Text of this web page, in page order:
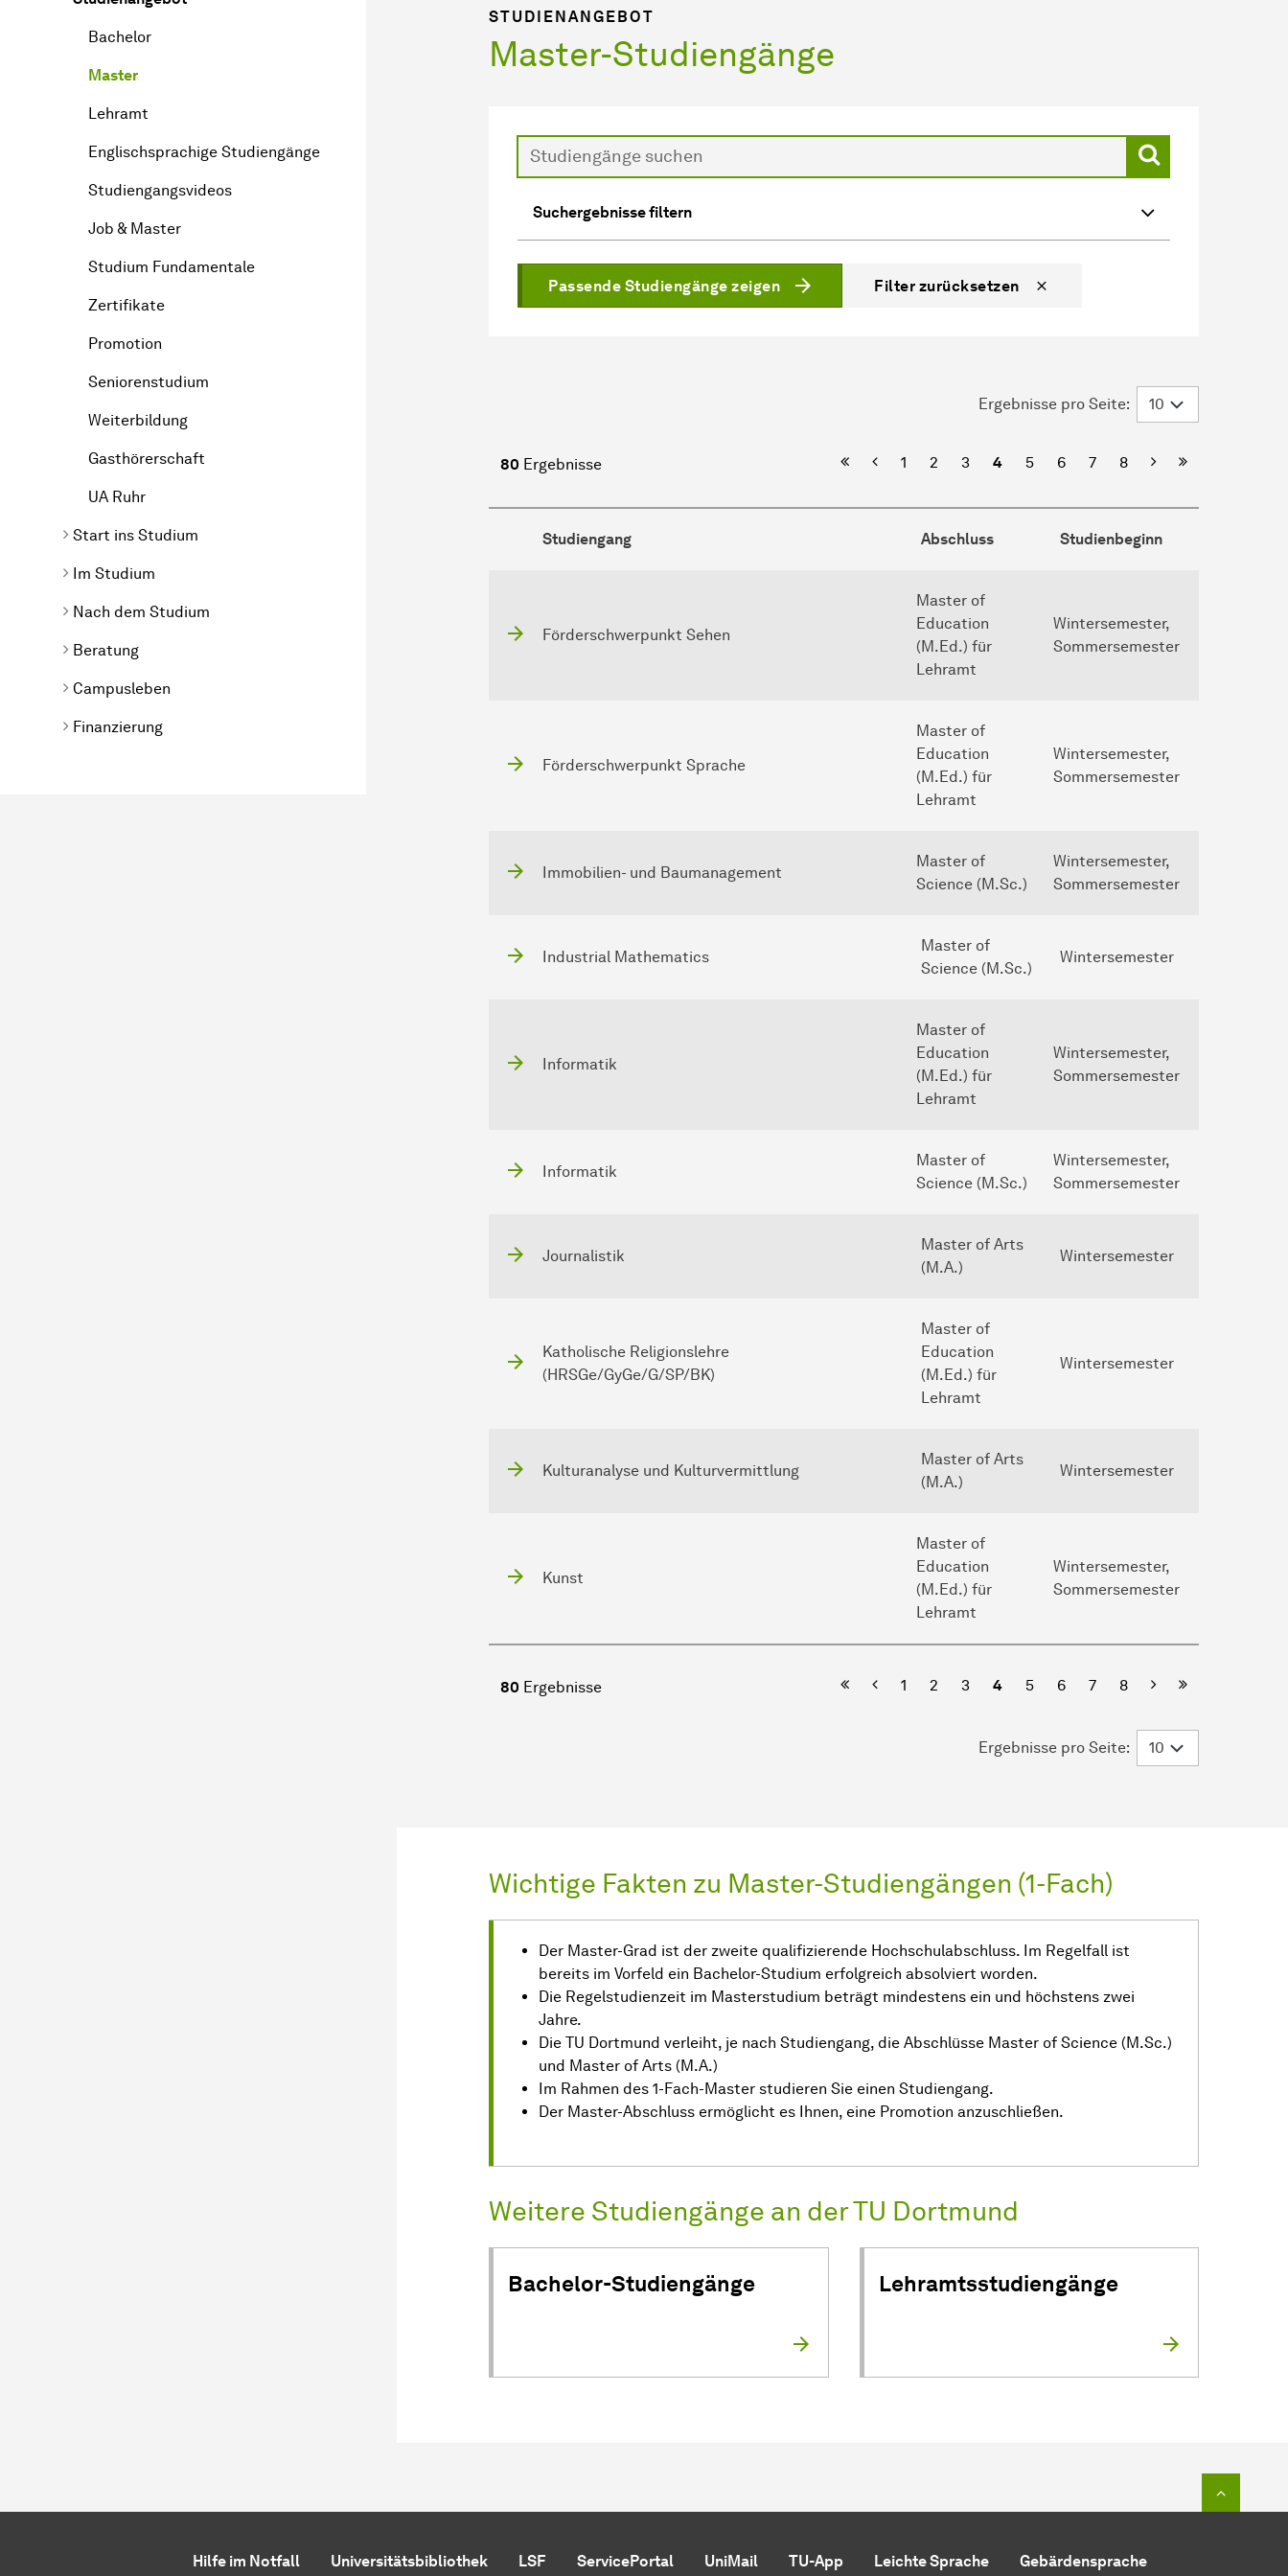
Bachelor
Master
Lehramt
Englischsprachige Studiengänge
Studiengangsvideos
Job & Master
Studium Fundamentale
Zertifikate
Promotion
Seniorenstudium
Weiterbildung
Gasthörerschaft
UA Ruhr
Start ins Studium
Im Studium
Nach dem Studium
Beratung
Campusleben
Finanzierung
STUDIENANGEBOT
Master-Studiengänge
Suche
Suchergebnisse filtern
Passende Studiengänge zeigen Filter zurücksetzen
Ergebnisse pro Seite:
80 Ergebnisse Erste Seite
Vorherige
1 2 3 4 5 6 7 8 NächsteLetzte Seite
Studiengang Abschluss Studienbeginn
Förderschwerpunkt Sehen
Master of
Education
(M.Ed.) für
Lehramt
Wintersemester,
Sommersemester
Förderschwerpunkt Sprache
Master of
Education
(M.Ed.) für
Lehramt
Wintersemester,
Sommersemester
Immobilien- und Baumanagement
Master of
Science (M.Sc.)
Wintersemester,
Sommersemester
Industrial Mathematics
Master of
Science (M.Sc.)
Wintersemester
Informatik
Master of
Education
(M.Ed.) für
Lehramt
Wintersemester,
Sommersemester
Informatik
Master of
Science (M.Sc.)
Wintersemester,
Sommersemester
Journalistik
Master of Arts
(M.A.)
Wintersemester
Katholische Religionslehre
(HRSGe/GyGe/G/SP/BK)
Master of
Education
(M.Ed.) für
Lehramt
Wintersemester
Kulturanalyse und Kulturvermittlung
Master of Arts
(M.A.)
Wintersemester
Kunst
Master of
Education
(M.Ed.) für
Lehramt
Wintersemester,
Sommersemester
80 Ergebnisse Erste Seite
Vorherige
1 2 3 4 5 6 7 8 NächsteLetzte Seite
Ergebnisse pro Seite:
Wichtige Fakten zu Master-Studiengängen (1-Fach)
Der Master-Grad ist der zweite qualifizierende Hochschulabschluss. Im Regelfall ist
bereits im Vorfeld ein Bachelor-Studium erfolgreich absolviert worden.
Die Regelstudienzeit im Masterstudium beträgt mindestens ein und höchstens zwei
Jahre.
Die TU Dortmund verleiht, je nach Studiengang, die Abschlüsse Master of Science (M.Sc.)
und Master of Arts (M.A.)
Im Rahmen des 1-Fach-Master studieren Sie einen Studiengang.
Der Master-Abschluss ermöglicht es Ihnen, eine Promotion anzuschließen.
Weitere Studiengänge an der TU Dortmund
Bachelor-Studiengänge Lehramtsstudiengänge
Hilfe im Notfall Universitätsbibliothek LSF ServicePortal UniMail TU-App Leichte Sprache Gebärdensprache